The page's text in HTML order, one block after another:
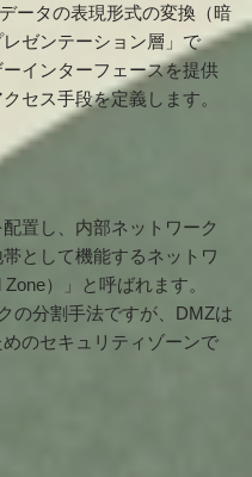
ータの表現形式の変換（暗
ゼンテーション層」で
インターフェースを提供
セス手段を定義します。
置し、内部ネットワーク
として機能するネットワ
）」と呼ばれます。
の分割手法ですが、DMZは
のセキュリティゾーンで